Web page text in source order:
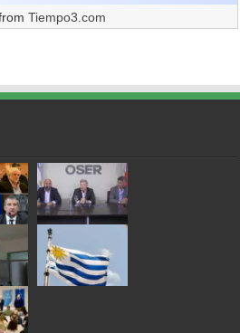
Tiempo3.com